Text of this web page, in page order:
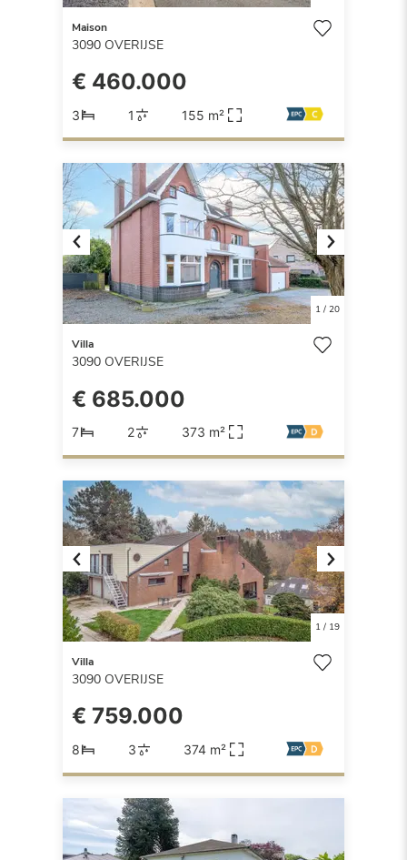
Maison
3090 OVERIJSE
€ 460.000
3 1 155 m²
Previous Next
1/ 20
Villa
3090 OVERIJSE
€ 685.000
7 2 373 m²
Previous Next
1/ 19
Villa
3090 OVERIJSE
€ 759.000
8 3 374 m²